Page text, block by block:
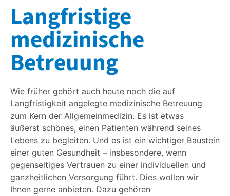
Langfristige
medizinische
Betreuung
Wie früher gehört auch heute noch die auf
Langfristigkeit angelegte medizinische Betreuung
zum Kern der Allgemeinmedizin. Es ist etwas
äußerst schönes, einen Patienten während seines
Lebens zu begleiten. Und es ist ein wichtiger Baustein
einer guten Gesundheit – insbesondere, wenn
gegenseitiges Vertrauen zu einer individuellen und
ganzheitlichen Versorgung führt. Dies wollen wir
Ihnen gerne anbieten. Dazu gehören